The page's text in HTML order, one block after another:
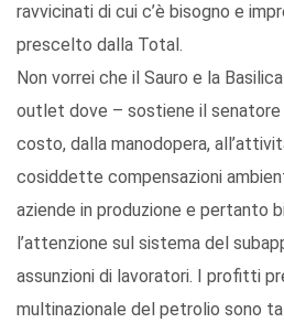
ravvicinati di cui c’è bisogno e
prescelto dalla Total.
Non vorrei che il Sauro e la
outlet dove – sostiene il
costo, dalla manodopera,
cosiddette compensazioni
aziende in produzione e pertanto
l’attenzione sul sistema del
assunzioni di lavoratori. I profitti
multinazionale del petrolio sono